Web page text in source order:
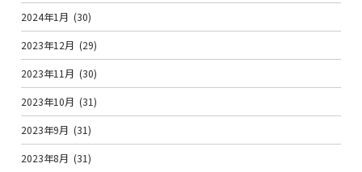
2024年1月 (30)
2023年12月 (29)
2023年11月 (30)
2023年10月 (31)
2023年9月 (31)
2023年8月 (31)